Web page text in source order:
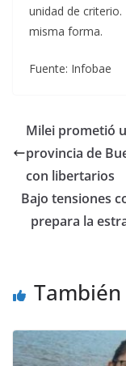
unidad de
misma forma.
Fuente: Infobae
Milei prometió
provincia de
con libertarios
Bajo tensiones
prepara la